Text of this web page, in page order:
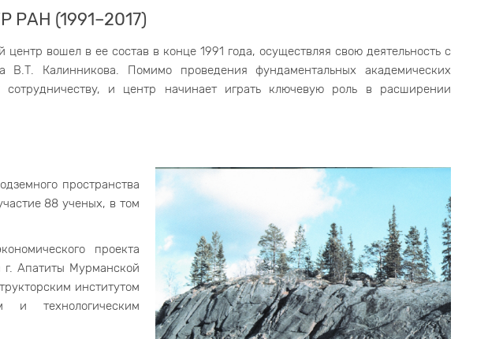
(1991–2017)
вошел в ее состав в конце 1991 года, осуществляя свою деятельность с
В.Т. Калинникова. Помимо проведения фундаментальных академических
и центр начинает играть ключевую роль в расширении
пространства
88 ученых, в том
проекта
г. Апатиты Мурманской
институтом
и технологическим